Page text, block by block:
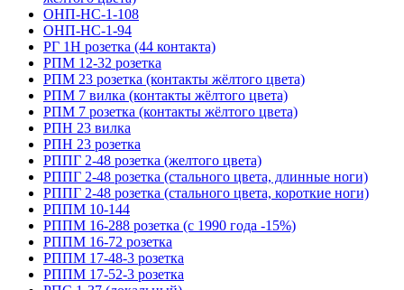
ОНП-НС-1-108
ОНП-НС-1-94
РГ 1Н розетка (44 контакта)
РПМ 12-32 розетка
РПМ 23 розетка (контакты жёлтого цвета)
РПМ 7 вилка (контакты жёлтого цвета)
РПМ 7 розетка (контакты жёлтого цвета)
РПН 23 вилка
РПН 23 розетка
РППГ 2-48 розетка (желтого цвета)
РППГ 2-48 розетка (стального цвета, длинные ноги)
РППГ 2-48 розетка (стального цвета, короткие ноги)
РППМ 10-144
РППМ 16-288 розетка (с 1990 года -15%)
РППМ 16-72 розетка
РППМ 17-48-3 розетка
РППМ 17-52-3 розетка